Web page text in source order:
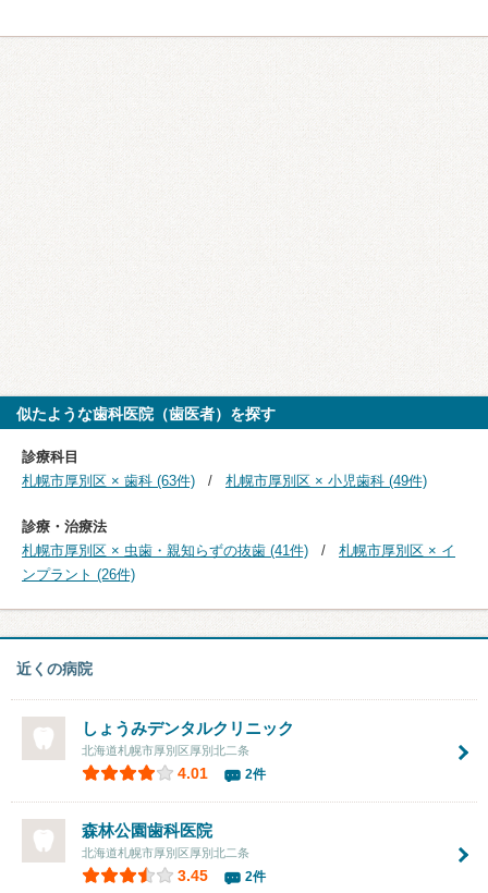
似たような歯科医院（歯医者）を探す
診療科目
札幌市厚別区 × 歯科 (63件)
札幌市厚別区 × 小児歯科 (49件)
診療・治療法
札幌市厚別区 × 虫歯・親知らずの抜歯 (41件)
札幌市厚別区 × イ
ンプラント (26件)
近くの病院
しょうみデンタルクリニック
北海道札幌市厚別区厚別北二条
4.01 2件
森林公園歯科医院
北海道札幌市厚別区厚別北二条
3.45 2件